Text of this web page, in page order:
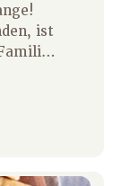
ist
auch
Zeit